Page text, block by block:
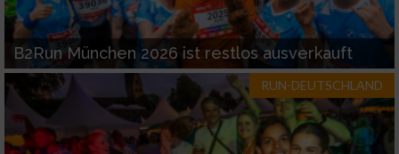
B2Run München 2026 ist restlos ausverkauft
RUN-DEUTSCHLAND